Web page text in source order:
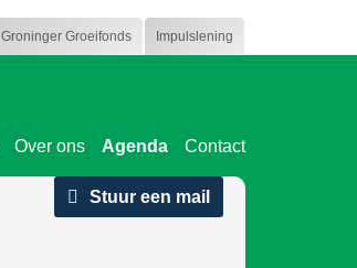
Groninger Groeifonds Impulslening
Over ons Agenda Contact
Stuur een mail